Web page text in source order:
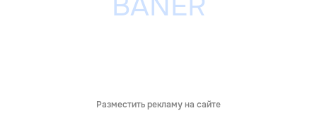
Разместить рекламу на сайте